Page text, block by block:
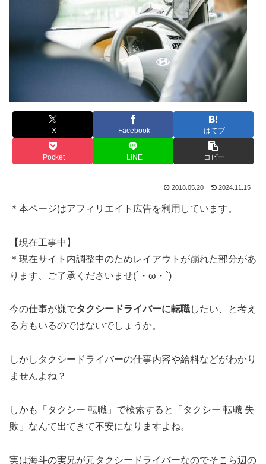
X Facebook はてブ
Pocket LINE コピー
2018.05.20 2024.11.15
＊本ページはアフィリエイト広告を利用しています。
【現在工事中】
＊現在サイト内調整中のためレイアウトが崩れた部分があ
ります、ご了承くださいませ(´・ω・`)
今の仕事が嫌でタクシードライバーに転職したい、と考え
る方もいるのではないでしょうか。
しかしタクシードライバーの仕事内容や給料などがわかり
ませんよね？
しかも 「タクシー 転職」 で検索すると
「タクシー 転職 失
敗」 なんて出てきて不安になりますよね。
実は海斗の実兄が元タクシードライバーなのでそこら辺の